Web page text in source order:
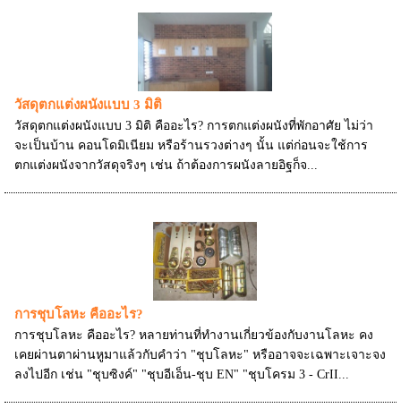
วัสดุตกแต่งผนังแบบ 3 มิติ
วัสดุตกแต่งผนังแบบ 3 มิติ คืออะไร? การตกแต่งผนังที่พักอาศัย ไม่ว่า
จะเป็นบ้าน คอนโดมิเนียม หรือร้านรวงต่างๆ นั้น แต่ก่อนจะใช้การ
ตกแต่งผนังจากวัสดุจริงๆ เช่น ถ้าต้องการผนังลายอิฐก็จ...
การชุบโลหะ คืออะไร?
การชุบโลหะ คืออะไร? หลายท่านที่ทำงานเกี่ยวข้องกับงานโลหะ คง
เคยผ่านตาผ่านหูมาแล้วกับคำว่า "ชุบโลหะ" หรืออาจจะเฉพาะเจาะจง
ลงไปอีก เช่น "ชุบซิงค์" "ชุบอีเอ็น-ชุบ EN" "ชุบโครม 3 - CrII...